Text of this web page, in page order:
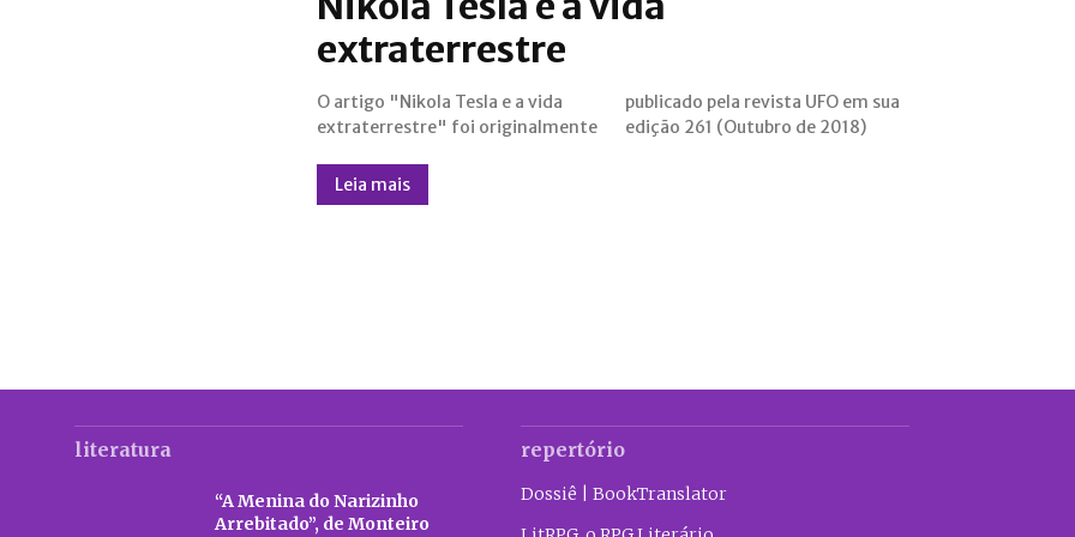
extraterrestre
O artigo "Nikola Tesla e a vida
extraterrestre" foi originalmente
publicado pela revista UFO em sua
edição 261 (Outubro de 2018)
Leia mais
literatura
“A Menina do Narizinho
Arrebitado”, de Monteiro
repertório
Dossiê | BookTranslator